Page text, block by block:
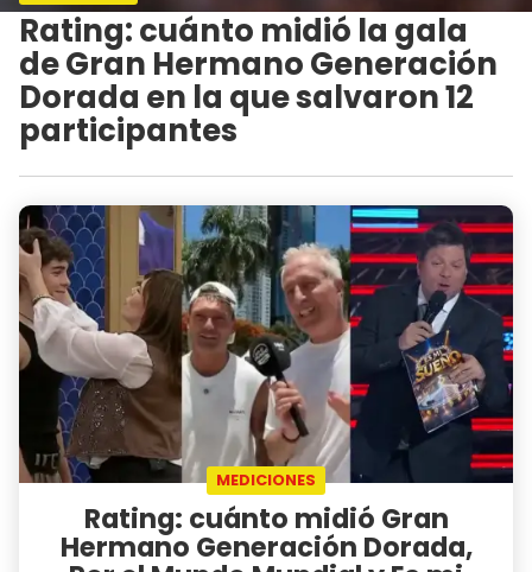
Rating: cuánto midió la gala
de Gran Hermano Generación
Dorada en la que salvaron 12
participantes
MEDICIONES
Rating: cuánto midió Gran
Hermano Generación Dorada,